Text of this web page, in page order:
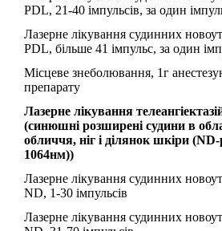
PDL, 21-40 імпульсів, за один
Лазерне лікування судинних
PDL, більше 41 імпульс, за один
Місцеве знеболювання, 1г
препарату
Лазерне лікування
(синюшні розширені судини в
обличчя, ніг і ділянок шкіри
1064нм))
Лазерне лікування судинних
ND, 1-30 імпульсів
Лазерне лікування судинних